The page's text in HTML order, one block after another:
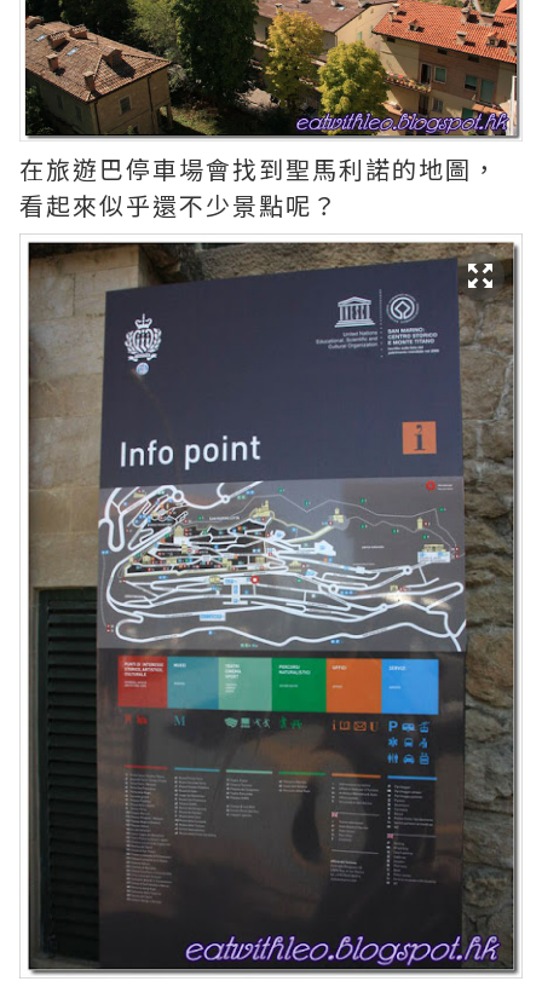
在旅遊巴停車場會找到聖馬利諾的地圖，
看起來似乎還不少景點呢？